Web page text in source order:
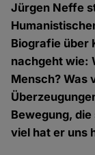
Jürgen Neffe
Biografie über
nachgeht wie:
Mensch? Was
Bewegung,
viel hat er uns